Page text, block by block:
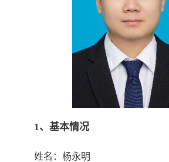
1、基本情况
姓名：杨永明